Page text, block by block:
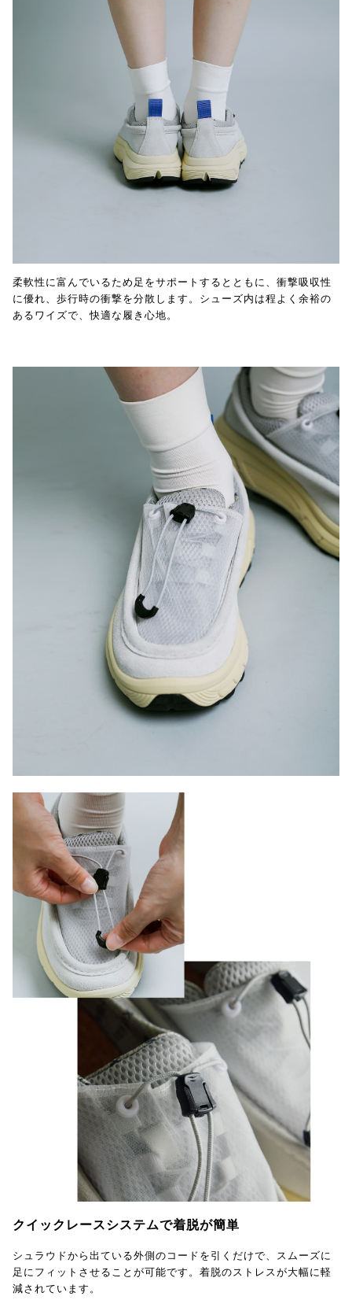
柔軟性に富んでいるため足をサポートするとともに、衝撃吸収性
に優れ、歩行時の衝撃を分散します。シューズ内は程よく余裕の
あるワイズで、快適な履き心地。
クイックレースシステムで着脱が簡単
シュラウドから出ている外側のコードを引くだけで、スムーズに
足にフィットさせることが可能です。着脱のストレスが大幅に軽
減されています。